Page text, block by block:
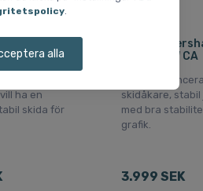
.
alla
Pro Multi
ha en
skida för
HEAD
JRS 7.5 GW CA
För lätt
skidåkare, stabil
med bra
grafik.
3.999 SEK